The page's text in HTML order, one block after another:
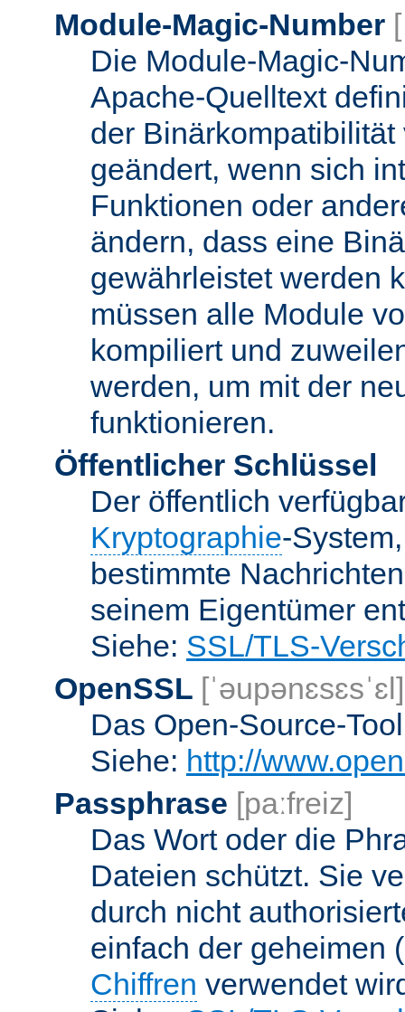
Module-Magic-Number
Die Module-Magic-
Apache-Quelltext
der
geändert, wenn sich
Funktionen oder
ändern, dass eine
gewährleistet werden
müssen alle Module
kompiliert und
werden, um mit der
funktionieren.
Öffentlicher Schlüssel
Der öffentlich
Kryptographie-
bestimmte
seinem Eigentümer
Siehe: SSL/TLS-
OpenSSL [ˈəupənɛsɛsˈɛl]
Das Open-Source-
Siehe: http://
Passphrase [paːfreiz]
Das Wort oder die
Dateien schützt. Sie
durch nicht
einfach der geheimen
Chiffren verwendet